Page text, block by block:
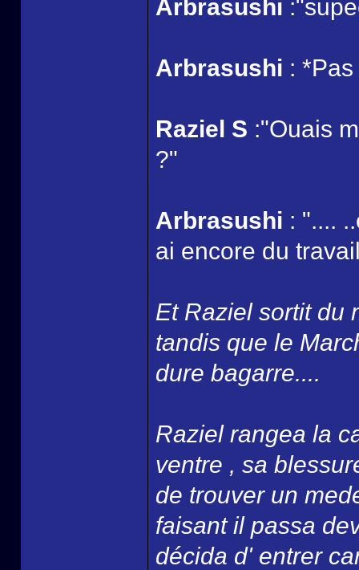
Arbrasushi
Arbrasushi :
Raziel S :"Ouais
?"
Arbrasushi : "....
ai encore du
Et Raziel sortit du
tandis que le
dure bagarre....
Raziel rangea la
ventre , sa
de trouver un
faisant il passa
décida d' entrer